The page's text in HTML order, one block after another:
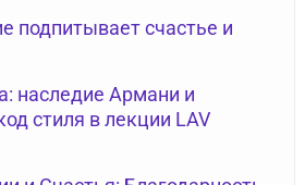
подпитывает счастье и
наследие Армани и
стиля в лекции LAV